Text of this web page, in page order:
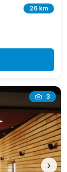
26 km
3
›